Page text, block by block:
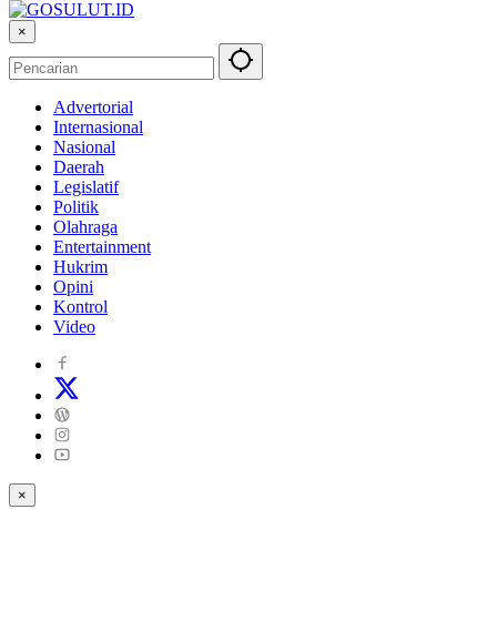
×
Advertorial
Internasional
Nasional
Daerah
Legislatif
Politik
Olahraga
Entertainment
Hukrim
Opini
Kontrol
Video
×